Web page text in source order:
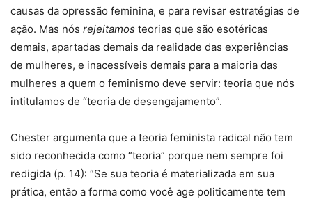
causas da opressão feminina, e para revisar estratégias de
ação. Mas nós rejeitamos teorias que são esotéricas
demais, apartadas demais da realidade das experiências
de mulheres, e inacessíveis demais para a maioria das
mulheres a quem o feminismo deve servir: teoria que nós
intitulamos de “teoria de desengajamento”.
Chester argumenta que a teoria feminista radical não tem
sido reconhecida como “teoria” porque nem sempre foi
redigida (p. 14): “Se sua teoria é materializada em sua
prática, então a forma como você age politicamente tem